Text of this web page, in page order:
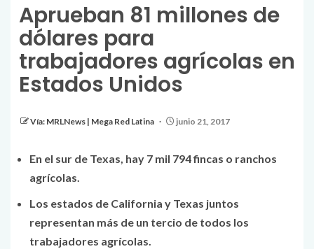
Aprueban 81 millones de
dólares para
trabajadores agrícolas en
Estados Unidos
Vía: MRLNews | Mega Red Latina junio 21, 2017
En el sur de Texas, hay 7 mil 794 fincas o ranchos
agrícolas.
Los estados de California y Texas juntos
representan más de un tercio de todos los
trabajadores agrícolas.